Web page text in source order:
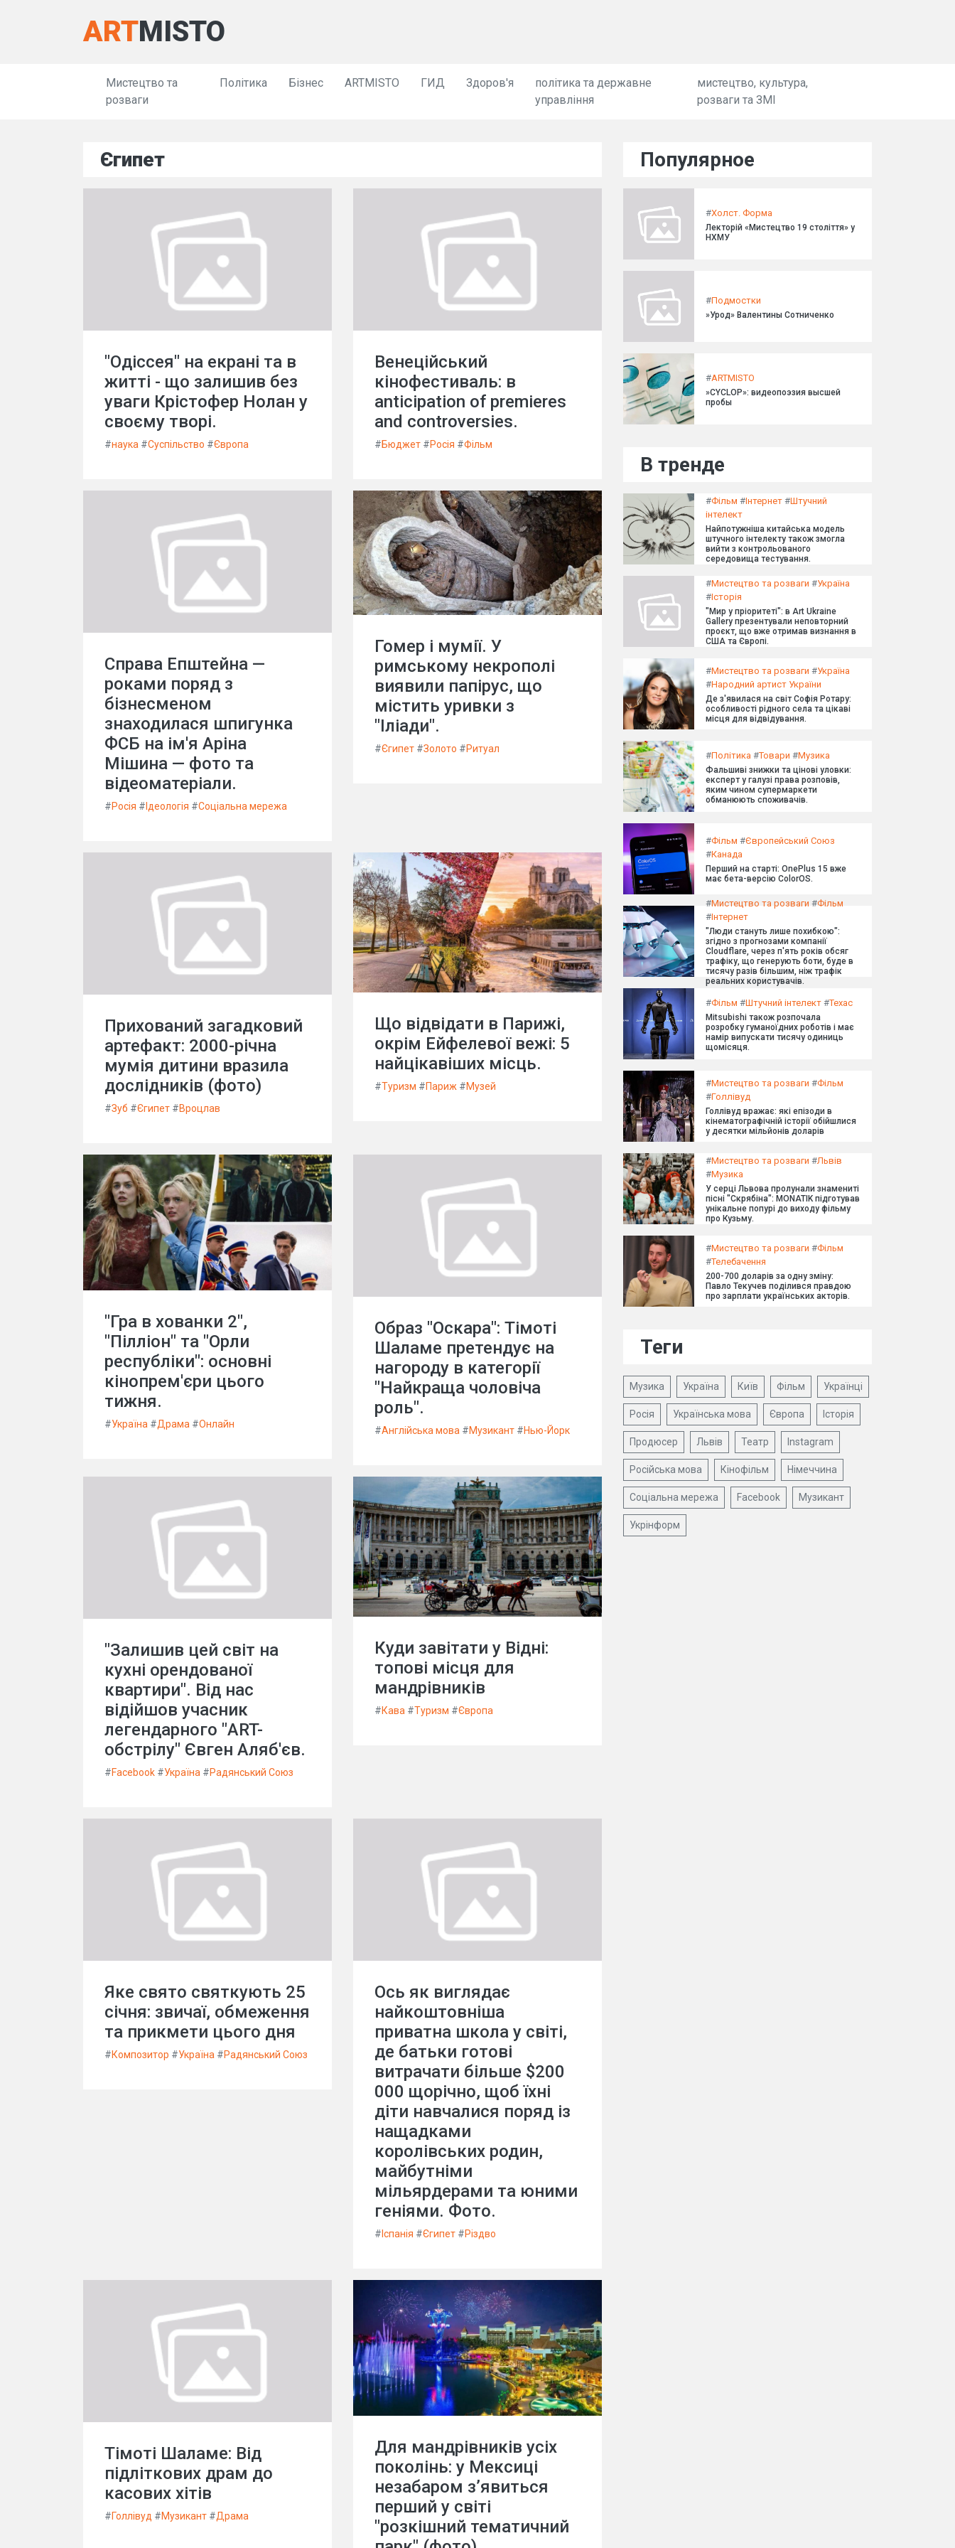
ARTMISTO
Мистецтво та
розваги
Політика Бізнес ARTMISTO ГИД Здоров'я
політика та державне
управління
мистецтво, культура,
розваги та ЗМІ
Єгипет
"Одіссея" на екрані та в
житті - що залишив без
уваги Крістофер Нолан у
своєму творі.
#наука #Суспільство #Європа
Венеційський
кінофестиваль: в
anticipation of premieres
and controversies.
#Бюджет #Росія #Фільм
Справа Епштейна —
роками поряд з
бізнесменом
знаходилася шпигунка
ФСБ на ім'я Аріна
Мішина — фото та
відеоматеріали.
#Росія # Ідеологія #Соціальна мережа
Гомер і мумії. У
римському некрополі
виявили папірус, що
містить уривки з
"Іліади".
#Єгипет #Золото #Ритуал
Прихований загадковий
артефакт: 2000-річна
мумія дитини вразила
дослідників (фото)
#Зуб #Єгипет #Вроцлав
Що відвідати в Парижі,
окрім Ейфелевої вежі: 5
найцікавіших місць.
#Туризм #Париж #Музей
"Гра в хованки 2",
"Пілліон" та "Орли
республіки": основні
кінопрем'єри цього
тижня.
#Україна #Драма #Онлайн
Образ "Оскара": Тімоті
Шаламе претендує на
нагороду в категорії
"Найкраща чоловіча
роль".
#Англійська мова #Музикант #Нью-Йорк
"Залишив цей світ на
кухні орендованої
квартири". Від нас
відійшов учасник
легендарного "ART-
обстрілу" Євген Аляб'єв.
#Facebook #Україна #Радянський Союз
Куди завітати у Відні:
топові місця для
мандрівників
#Кава #Туризм #Європа
Яке свято святкують 25
січня: звичаї, обмеження
та прикмети цього дня
#Композитор #Україна #Радянський Союз
Ось як виглядає
найкоштовніша
приватна школа у світі,
де батьки готові
витрачати більше $200
000 щорічно, щоб їхні
діти навчалися поряд із
нащадками
королівських родин,
майбутніми
мільярдерами та юними
геніями. Фото.
# Іспанія #Єгипет #Різдво
Тімоті Шаламе: Від
підліткових драм до
касових хітів
#Голлівуд #Музикант #Драма
Для мандрівників усіх
поколінь: у Мексиці
незабаром з’явиться
перший у світі
"розкішний тематичний
Популярное
#Холст. Форма
Лекторій «Мистецтво 19 століття» у
НХМУ
#Подмостки
»Урод» Валентины Сотниченко
#ARTMISTO
»CYCLOP»: видеопоэзия высшей
пробы
В тренде
#Фільм #Інтернет #Штучний
інтелект
Найпотужніша китайська модель
штучного інтелекту також змогла
вийти з контрольованого
середовища тестування.
#Мистецтво та розваги #Україна
#Історія
"Мир у пріоритеті": в Art Ukraine
Gallery презентували неповторний
проєкт, що вже отримав визнання в
США та Європі.
#Мистецтво та розваги #Україна
#Народний артист України
Де з'явилася на світ Софія Ротару:
особливості рідного села та цікаві
місця для відвідування.
#Політика #Товари #Музика
Фальшиві знижки та цінові уловки:
експерт у галузі права розповів,
яким чином супермаркети
обманюють споживачів.
#Фільм #Європейський Союз
#Канада
Перший на старті: OnePlus 15 вже
має бета-версію ColorOS.
#Мистецтво та розваги #Фільм
#Інтернет
"Люди стануть лише похибкою":
згідно з прогнозами компанії
Cloudflare, через п'ять років обсяг
трафіку, що генерують боти, буде в
тисячу разів більшим, ніж трафік
реальних користувачів.
#Фільм #Штучний інтелект #Техас
Mitsubishi також розпочала
розробку гуманоїдних роботів і має
намір випускати тисячу одиниць
щомісяця.
#Мистецтво та розваги #Фільм
#Голлівуд
Голлівуд вражає: які епізоди в
кінематографічній історії обійшлися
у десятки мільйонів доларів
#Мистецтво та розваги #Львів
#Музика
У серці Львова пролунали знамениті
пісні "Скрябіна": MONATIK підготував
унікальне попурі до виходу фільму
про Кузьму.
#Мистецтво та розваги #Фільм
#Телебачення
200-700 доларів за одну зміну:
Павло Текучев поділився правдою
про зарплати українських акторів.
Теги
Музика Україна Київ Фільм Українці
Росія Українська мова Європа Історія
Продюсер Львів Театр Instagram
Російська мова Кінофільм Німеччина
Соціальна мережа Facebook Музикант
Укрінформ